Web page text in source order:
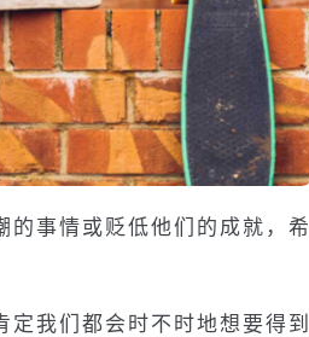
的事情或贬低他们的成就，希
我们都会时不时地想要得到